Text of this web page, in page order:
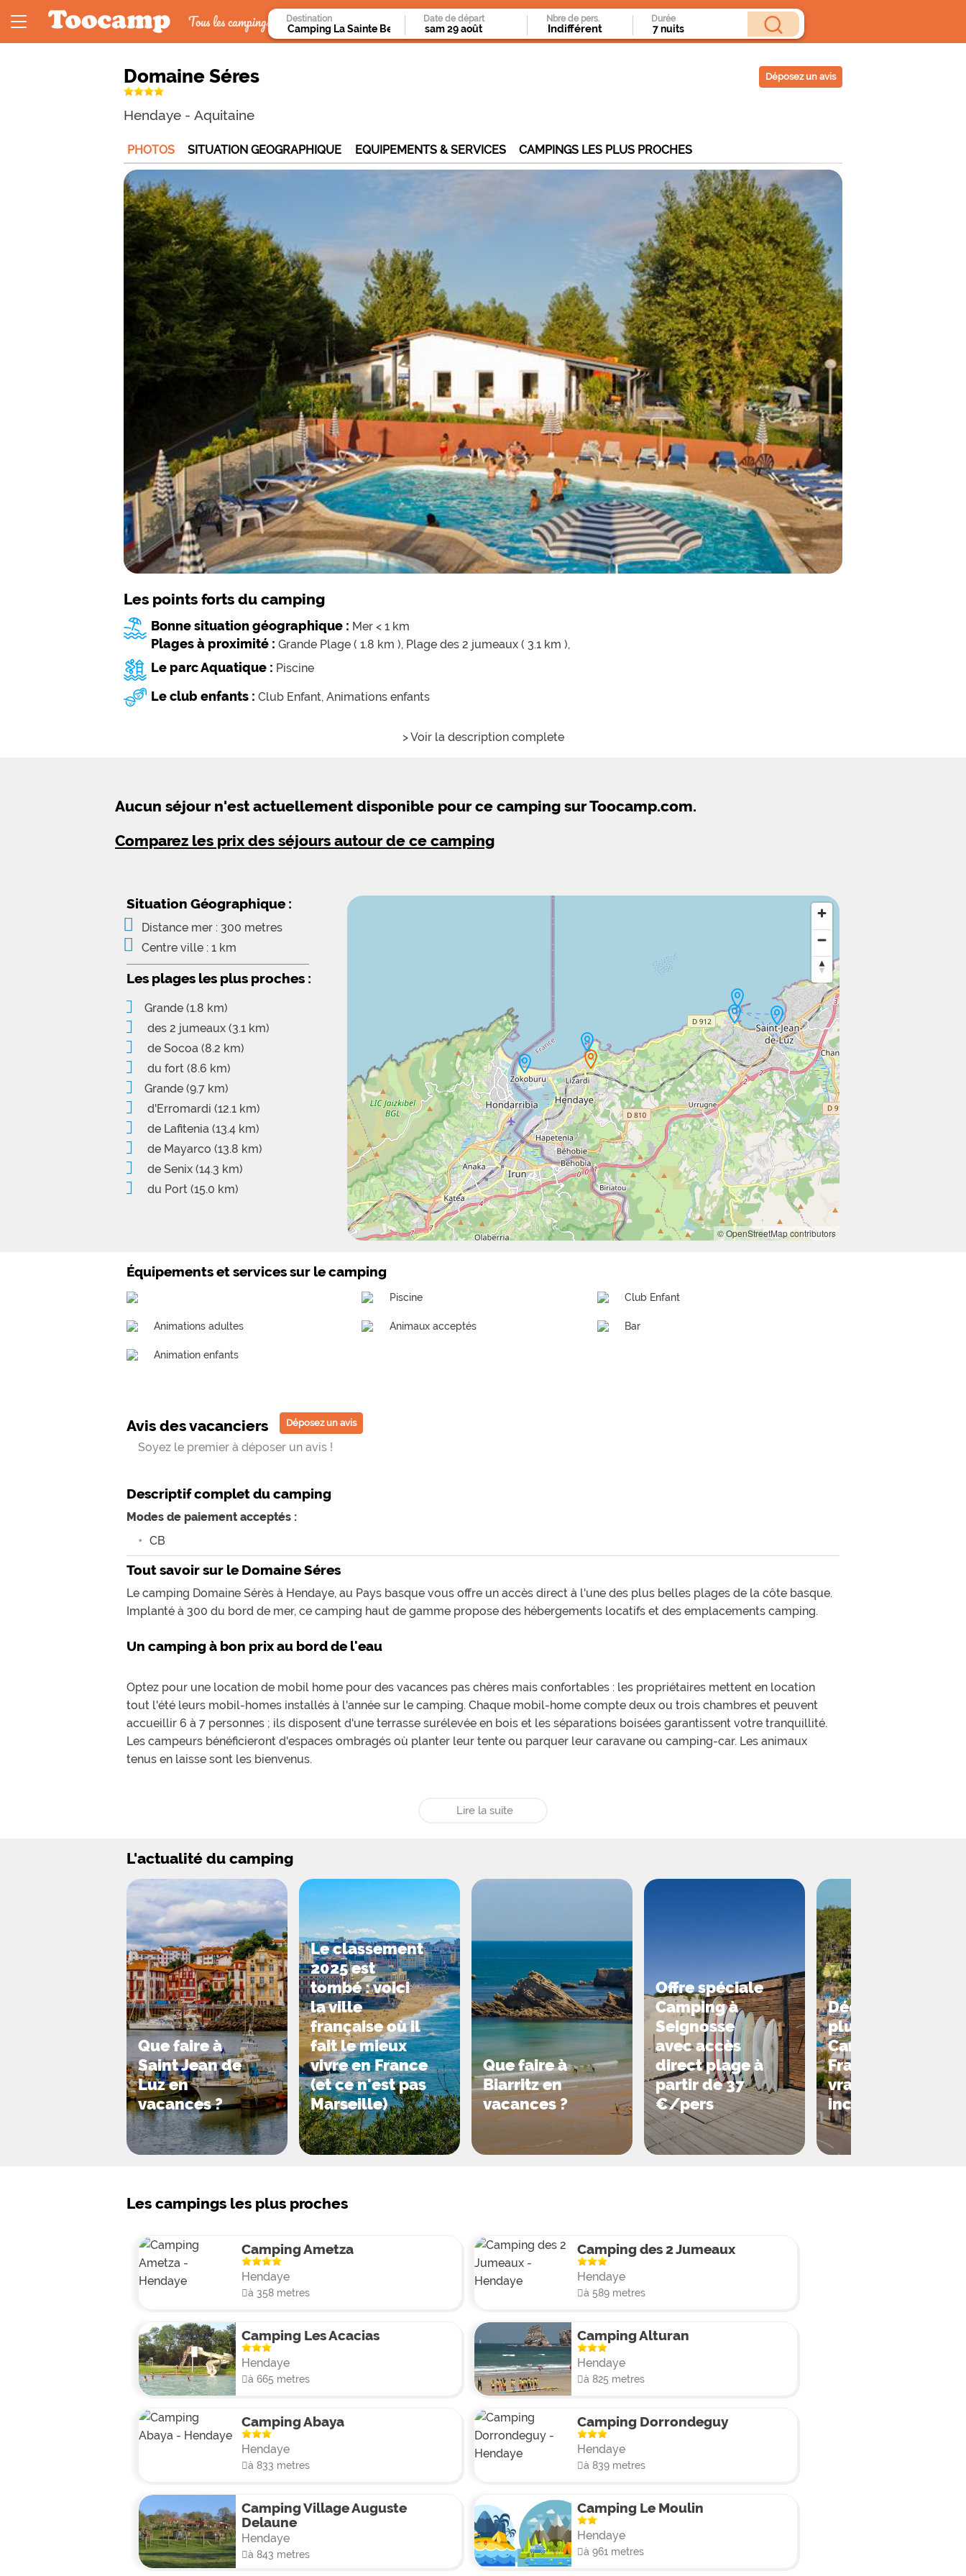
Tous les campings Destination Date de départ Durée
Nbre de pers.
Domaine Séres
Hendaye - Aquitaine
Déposez un avis
PHOTOS SITUATION GEOGRAPHIQUE EQUIPEMENTS & SERVICES CAMPINGS LES PLUS PROCHES
Les points forts du camping
Bonne situation géographique : Mer < 1 km
Plages à proximité : Grande Plage ( 1.8 km ), Plage des 2 jumeaux ( 3.1 km ),
Le parc Aquatique : Piscine
Le club enfants : Club Enfant, Animations enfants
> Voir la description complete
Aucun séjour n'est actuellement disponible pour ce camping sur Toocamp.com.
Comparez les prix des séjours autour de ce camping
Situation Géographique :
Distance mer : 300 metres
Centre ville : 1 km
© OpenStreetMap contributors
Les plages les plus proches :
Grande (1.8 km)
des 2 jumeaux (3.1 km)
de Socoa (8.2 km)
du fort (8.6 km)
Grande (9.7 km)
d'Erromardi (12.1 km)
de Lafitenia (13.4 km)
de Mayarco (13.8 km)
de Senix (14.3 km)
du Port (15.0 km)
Équipements et services sur le camping
Piscine Club Enfant
Animations adultes Animaux acceptés Bar
Animation enfants
Avis des vacanciers Déposez un avis
Soyez le premier à déposer un avis !
Descriptif complet du camping
Modes de paiement acceptés :
CB
Tout savoir sur le Domaine Séres
Le camping Domaine Sérès à Hendaye, au Pays basque vous offre un accès direct à l'une des plus belles plages de la côte basque.
Implanté à 300 du bord de mer, ce camping haut de gamme propose des hébergements locatifs et des emplacements camping.
Un camping à bon prix au bord de l'eau
Optez pour une location de mobil home pour des vacances pas chères mais confortables : les propriétaires mettent en location
tout l'été leurs mobil-homes installés à l'année sur le camping. Chaque mobil-home compte deux ou trois chambres et peuvent
accueillir 6 à 7 personnes ; ils disposent d'une terrasse surélevée en bois et les séparations boisées garantissent votre tranquillité.
Les campeurs bénéficieront d'espaces ombragés où planter leur tente ou parquer leur caravane ou camping-car. Les animaux
tenus en laisse sont les bienvenus.
après la baignade. Les enfants seront ravis : un club mini et une mascotte les attend ainsi qu'une aire de jeux avec toboggans et
Depuis le camping vous pourrez emprunter directement le sentier littoral pour de belles promenades jusqu'à Saint Jean de Luz à
moins que vous ne préfériez la piste cyclable, qui part de l'entrée du camping pour aller visiter Hendaye et son fameux château.
Lire la suite
L'actualité du camping
Que faire à
Saint Jean de
Luz en
vacances ?
Le classement
2025 est
tombé : voici
la ville
française où il
fait le mieux
vivre en France
(et ce n'est pas
Marseille)
Que faire à
Biarritz en
vacances ?
Offre spéciale
Camping à
Seignosse
avec accès
direct plage à
partir de 37
€/pers
Découvrez le
plus grand
Camping de
France. Il est
vraiment
incroyable
Les campings les plus proches
Camping Ametza
Hendaye
à 358 metres
Camping des 2 Jumeaux
Hendaye
à 589 metres
Camping Les Acacias
Hendaye
à 665 metres
Camping Alturan
Hendaye
à 825 metres
Camping Abaya
Hendaye
à 833 metres
Camping Dorrondeguy
Hendaye
à 839 metres
Camping Village Auguste
Delaune
Hendaye
à 843 metres
Camping Le Moulin
Hendaye
à 961 metres